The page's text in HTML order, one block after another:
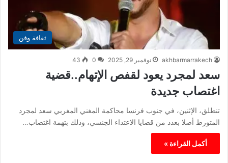
ثقافة وفن
akhbarmarrakech نوفمبر 29, 2025 0
43
سعد لمجرد يعود لقفص الإتهام..قضية
اغتصاب جديدة
تنطلق، الإثنين، في جنوب فرنسا محاكمة المغني المغربي سعد لمجرد
المتورط أصلا بعدد من قضايا الاعتداء الجنسي، وذلك بتهمة اغتصاب…
أكمل القراءة »